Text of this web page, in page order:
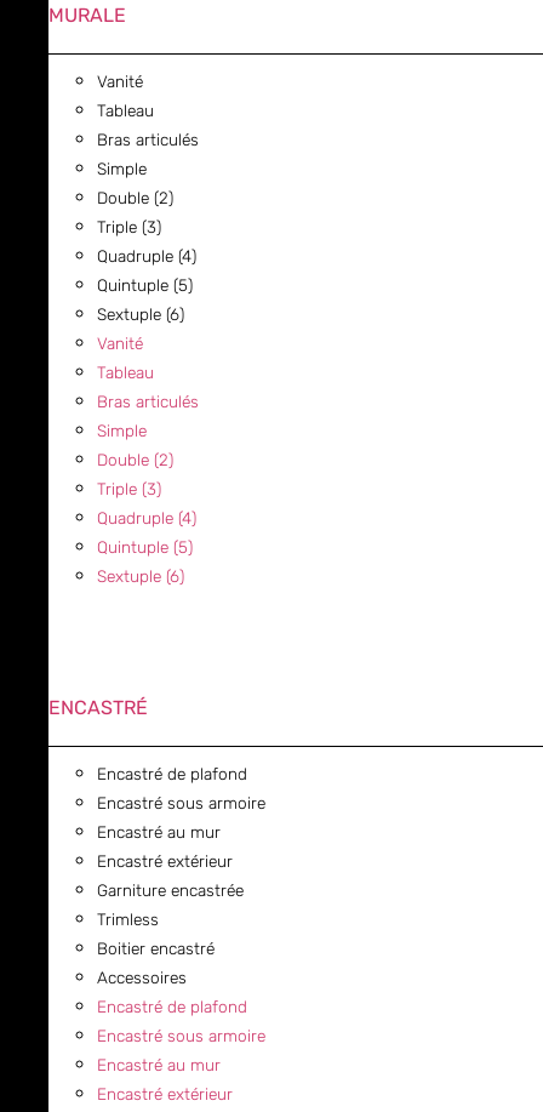
MURALE
Vanité
Tableau
Bras articulés
Simple
Double (2)
Triple (3)
Quadruple (4)
Quintuple (5)
Sextuple (6)
Vanité
Tableau
Bras articulés
Simple
Double (2)
Triple (3)
Quadruple (4)
Quintuple (5)
Sextuple (6)
ENCASTRÉ
Encastré de plafond
Encastré sous armoire
Encastré au mur
Encastré extérieur
Garniture encastrée
Trimless
Boitier encastré
Accessoires
Encastré de plafond
Encastré sous armoire
Encastré au mur
Encastré extérieur